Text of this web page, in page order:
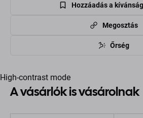
Hozzáadás a
Megosztás
Őrség
High-contrast mode
A vásárlók is vásárolnak